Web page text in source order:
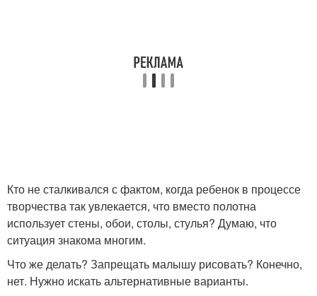
Кто не сталкивался с фактом, когда ребенок в процессе
творчества так увлекается, что вместо полотна
использует стены, обои, столы, стулья? Думаю, что
ситуация знакома многим.
Что же делать? Запрещать малышу рисовать? Конечно,
нет. Нужно искать альтернативные варианты.